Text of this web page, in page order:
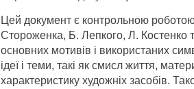
Цей документ є контрольною
Стороженка, Б. Лепкого, Л. Костенко
основних мотивів і використаних
ідеї і теми, такі як смисл життя,
характеристику художніх засобів.